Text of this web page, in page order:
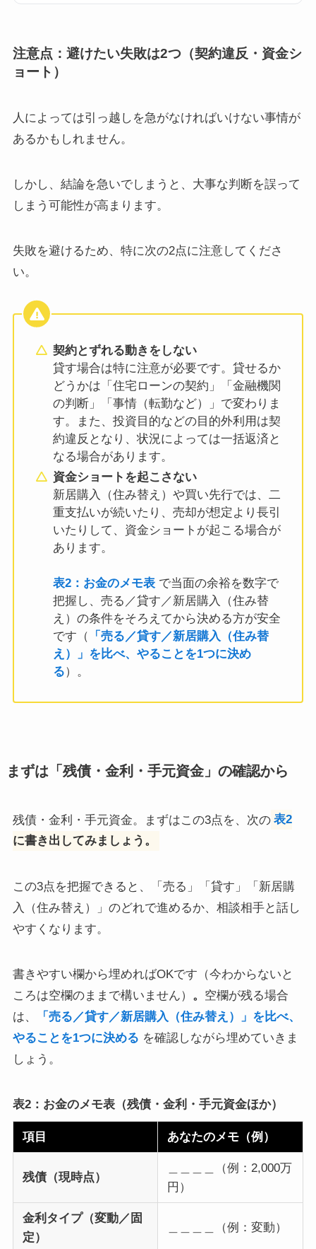
注意点： 避けたい失敗は2つ（契約違反・資金シ
ョート）
人によっては引っ越しを急がなければいけない事情が
あるかもしれません。
しかし、結論を急いでしまうと、大事な判断を誤って
しまう可能性が高まります。
失敗を避けるため、特に次の2点に注意してくださ
い。
契約とずれる動きをしない
貸す場合は特に注意が必要です。貸せるか
どうかは「住宅ローンの契約」「金融機関
の判断」「事情（転勤など）」で変わりま
す。また、投資目的などの目的外利用は契
約違反となり、状況によっては一括返済と
なる場合があります。
資金ショートを起こさない
新居購入（住み替え）や買い先行では、二
重支払いが続いたり、売却が想定より長引
いたりして、資金ショートが起こる場合が
あります。
表2：お金のメモ表 で当面の余裕を数字で
把握し、売る／貸す／新居購入（住み替
え）の条件をそろえてから決める方が安全
です（
「売る／貸す／新居購入（住み替
え）」を比べ、やることを1つに決め
る）。
まずは「残債・金利・手元資金」の確認から
残債・金利・手元資金。まずはこの3点を、次の 表2
に書き出してみましょう。
この3点を把握できると、「売る」「貸す」「新居購
入（住み替え）」のどれで進めるか、相談相手と話し
やすくなります。
書きやすい欄から埋めればOKです（今わからないと
ころは空欄のままで構いません）
。 空欄が残る場合
は、
「売る／貸す／新居購入（住み替え）」を比べ、
やることを1つに決める を確認しながら埋めていきま
しょう。
表2：お金のメモ表（残債・金利・手元資金ほか）
項目 あなたのメモ（例）
残債（現時点）
＿＿＿＿（例：2,000万
円）
金利タイプ（変動／固
定）
＿＿＿＿（例：変動）